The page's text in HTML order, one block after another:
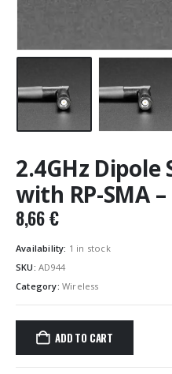
2.4GHz
with RP-SMA
8,66€
Availability: 1 in stock
SKU: AD944
Category: Wireless
ADD TO CART